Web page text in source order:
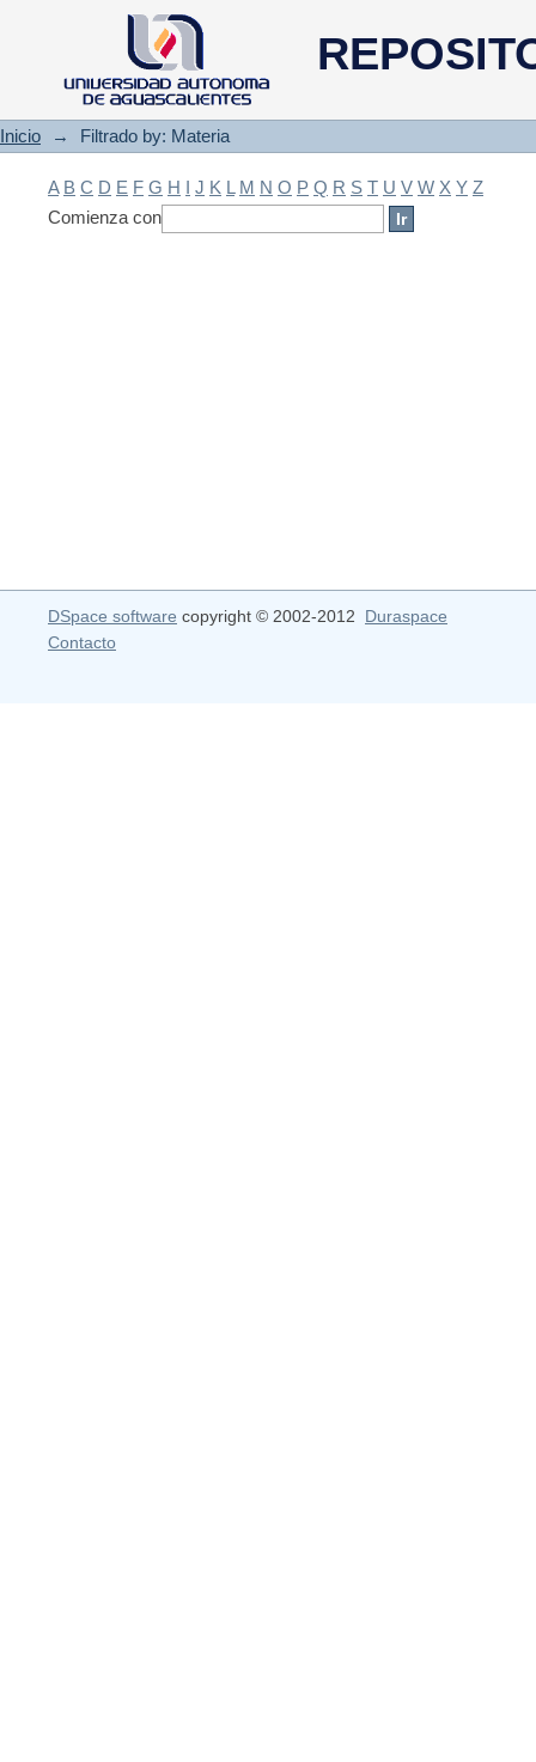
Filtrado by: Materia
Inicio → Filtrado by: Materia
A B C D E F G H I J K L M N O P Q R S T U V W X Y Z
Comienza con
DSpace software copyright © 2002-2012 Duraspace
Contacto